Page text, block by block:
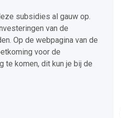
subsidies al gauw op.
van de
Op de webpagina van de
voor de
te komen, dit kun je bij de